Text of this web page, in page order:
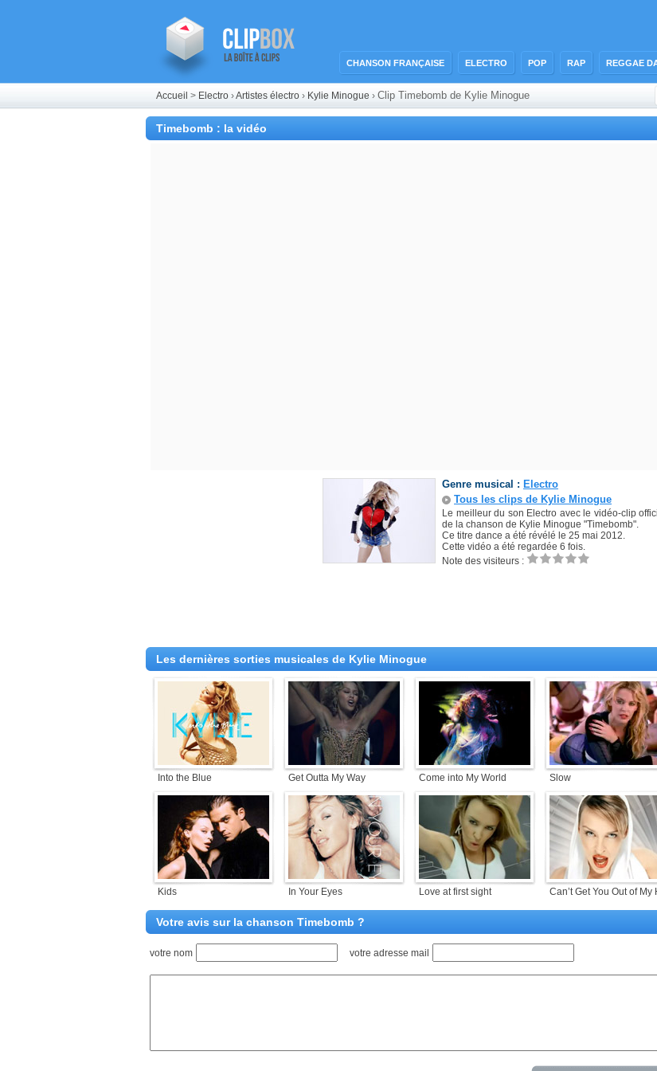
CHANSON FRANÇAISE ELECTRO POP RAP REGGAE
Accueil > Electro ›Artistes électro › Kylie Minogue › Clip Timebomb de Kylie Minogue
Timebomb : la vidéo
Genre musical : Electro
Tous les clips de Kylie Minogue
Le meilleur du son Electro avec le vidéo-clip
de la chanson de Kylie Minogue "Timebomb".
Ce titre dance a été révélé le 25 mai 2012.
Cette vidéo a été regardée 6 fois.
Note des visiteurs :
Les dernières sorties musicales de Kylie Minogue
Into the Blue Get Outta My Way Come into My World Slow
Kids In Your Eyes Love at first sight Can’t Get You Out of My
Votre avis sur la chanson Timebomb ?
votre nom votre adresse mail